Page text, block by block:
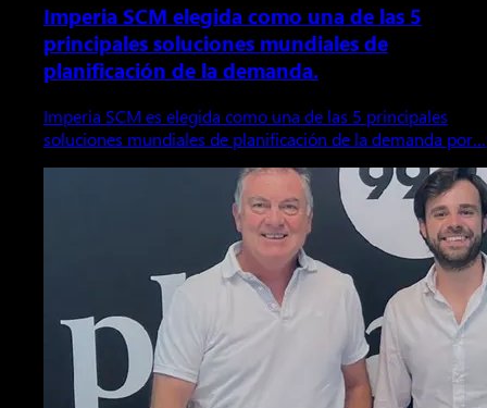
Imperia SCM elegida como una de las 5
principales soluciones mundiales de
planificación de la demanda.
Imperia SCM es elegida como una de las 5 principales
soluciones mundiales de planificación de la demanda por…